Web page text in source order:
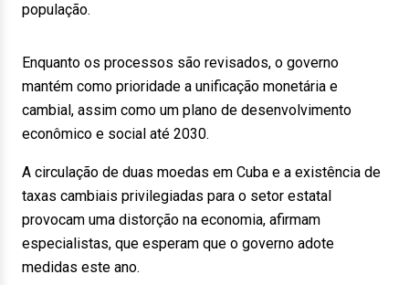
população.
Enquanto os processos são revisados, o governo
mantém como prioridade a unificação monetária e
cambial, assim como um plano de desenvolvimento
econômico e social até 2030.
A circulação de duas moedas em Cuba e a existência de
taxas cambiais privilegiadas para o setor estatal
provocam uma distorção na economia, afirmam
especialistas, que esperam que o governo adote
medidas este ano.